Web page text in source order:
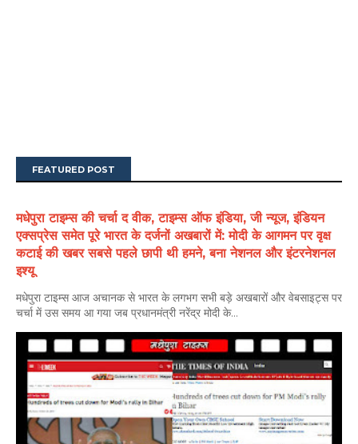
FEATURED POST
मधेपुरा टाइम्स की चर्चा द वीक, टाइम्स ऑफ इंडिया, जी न्यूज, इंडियन
एक्सप्रेस समेत पूरे भारत के दर्जनों अखबारों में: मोदी के आगमन पर वृक्ष
कटाई की खबर सबसे पहले छापी थी हमने, बना नेशनल और इंटरनेशनल
इश्यू
मधेपुरा टाइम्स आज अचानक से भारत के लगभग सभी बड़े अखबारों और वेबसाइट्स पर
चर्चा में उस समय आ गया जब प्रधानमंत्री नरेंद्र मोदी के...